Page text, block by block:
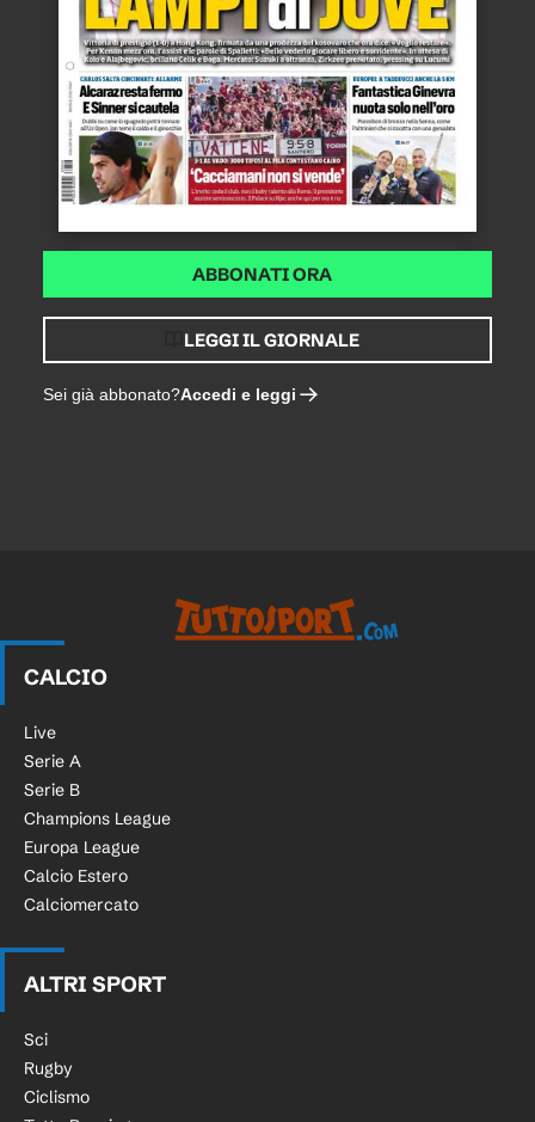
ABBONATI ORA
LEGGI IL GIORNALE
Sei già abbonato?Accedi e leggi
CALCIO
Live
Serie A
Serie B
Champions League
Europa League
Calcio Estero
Calciomercato
ALTRI SPORT
Sci
Rugby
Ciclismo